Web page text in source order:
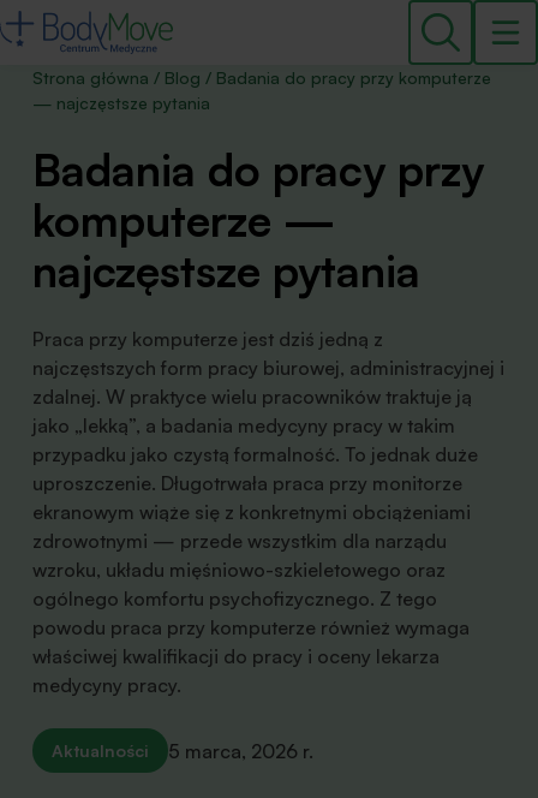
Strona główna / Blog / Badania do pracy przy komputerze
— najczęstsze pytania
Badania do pracy przy
komputerze —
najczęstsze pytania
Praca przy komputerze jest dziś jedną z
najczęstszych form pracy biurowej, administracyjnej i
zdalnej. W praktyce wielu pracowników traktuje ją
jako „lekką”, a badania medycyny pracy w takim
przypadku jako czystą formalność. To jednak duże
uproszczenie. Długotrwała praca przy monitorze
ekranowym wiąże się z konkretnymi obciążeniami
zdrowotnymi — przede wszystkim dla narządu
wzroku, układu mięśniowo-szkieletowego oraz
ogólnego komfortu psychofizycznego. Z tego
powodu praca przy komputerze również wymaga
właściwej kwalifikacji do pracy i oceny lekarza
medycyny pracy.
Aktualności 5 marca, 2026 r.